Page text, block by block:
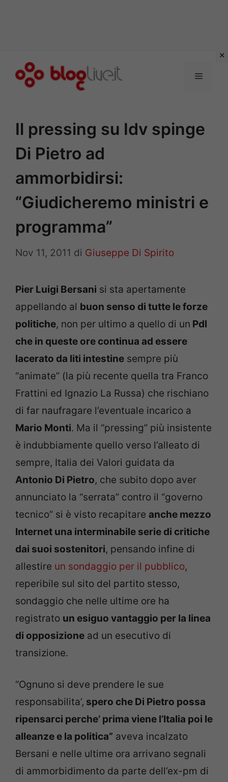
Menu
Il pressing su Idv spinge
Di Pietro ad
ammorbidirsi:
“Giudicheremo ministri e
programma”
Nov 11, 2011 di Giuseppe Di Spirito
Pier Luigi Bersani si sta apertamente
appellando al buon senso di tutte le forze
politiche, non per ultimo a quello di un Pdl
che in queste ore continua ad essere
lacerato da liti intestine sempre più
“animate” (la più recente quella tra Franco
Frattini ed Ignazio La Russa) che rischiano
di far naufragare l’eventuale incarico a
Mario Monti. Ma il “pressing” più insistente
è indubbiamente quello verso l’alleato di
sempre, Italia dei Valori guidata da
Antonio Di Pietro, che subito dopo aver
annunciato la “serrata” contro il “governo
tecnico” si è visto recapitare anche mezzo
Internet una interminabile serie di critiche
dai suoi sostenitori, pensando infine di
allestire un sondaggio per il pubblico,
reperibile sul sito del partito stesso,
sondaggio che nelle ultime ore ha
registrato un esiguo vantaggio per la linea
di opposizione ad un esecutivo di
transizione.
“Ognuno si deve prendere le sue
responsabilita’, spero che Di Pietro possa
ripensarci perche’ prima viene l’Italia poi le
alleanze e la politica” aveva incalzato
Bersani e nelle ultime ora arrivano segnali
di ammorbidimento da parte dell’ex-pm di